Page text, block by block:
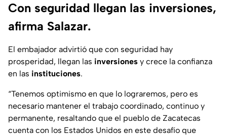
Con seguridad llegan las inversiones,
afirma Salazar.
El embajador advirtió que con seguridad hay
prosperidad, llegan las inversiones y crece la confianza
en las instituciones.
“Tenemos optimismo en que lo lograremos, pero es
necesario mantener el trabajo coordinado, continuo y
permanente, resaltando que el pueblo de Zacatecas
cuenta con los Estados Unidos en este desafío que